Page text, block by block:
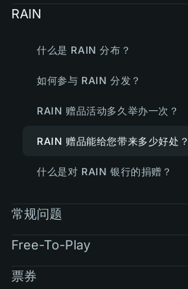
RAIN
什么是 RAIN 分布？
如何参与 RAIN 分发？
RAIN 赠品活动多久举办一次？
RAIN 赠品能给您带来多少好处？
什么是对 RAIN 银行的捐赠？
常规问题
Free-To-Play
票券